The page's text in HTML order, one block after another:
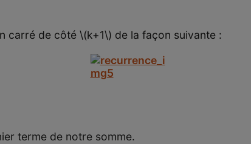
carré de côté \(k+1\) de la façon suivante :
terme de notre somme.